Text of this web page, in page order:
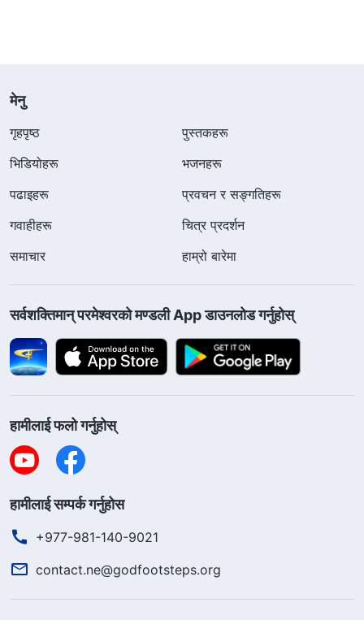
मेनु
गृहपृष्ठ
पुस्तकहरू
भिडियोहरू
भजनहरू
पढाइहरू
प्रवचन र सङ्गतिहरू
गवाहीहरू
चित्र प्रदर्शन
समाचार
हाम्रो बारेमा
सर्वशक्तिमान्‌ परमेश्‍वरको मण्डली App डाउनलोड गर्नुहोस्
हामीलाई फलो गर्नुहोस्
हामीलाई सम्पर्क गर्नुहोस
+977-981-140-9021
contact.ne@godfootsteps.org